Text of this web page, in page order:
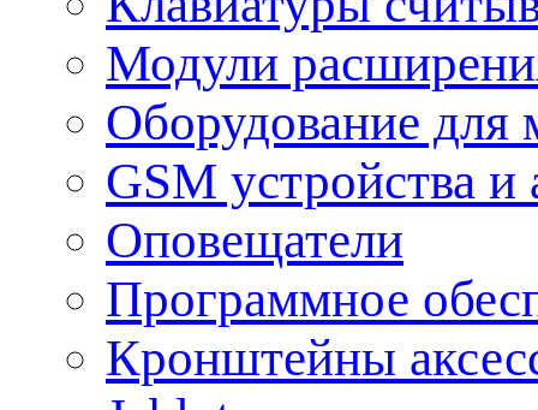
Модули
Оборудование для
GSM устройства и
Оповещатели
Программное
Кронштейны